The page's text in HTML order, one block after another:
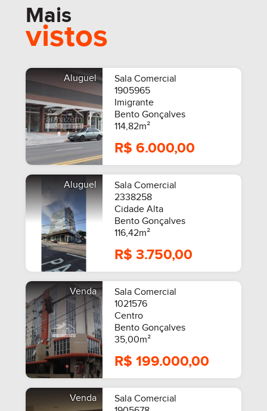
Mais
vistos
Aluguel
Sala Comercial
1905965
Imigrante
Bento Gonçalves
114,82m²
R$ 6.000,00
Aluguel
Sala Comercial
2338258
Cidade Alta
Bento Gonçalves
116,42m²
R$ 3.750,00
Venda
Sala Comercial
1021576
Centro
Bento Gonçalves
35,00m²
R$ 199.000,00
Venda
Sala Comercial